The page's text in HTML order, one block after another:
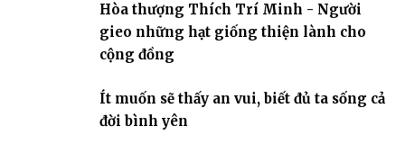
Hòa thượng Thích Trí Minh - Người
gieo những hạt giống thiện lành cho
cộng đồng
Ít muốn sẽ thấy an vui, biết đủ ta sống cả
đời bình yên